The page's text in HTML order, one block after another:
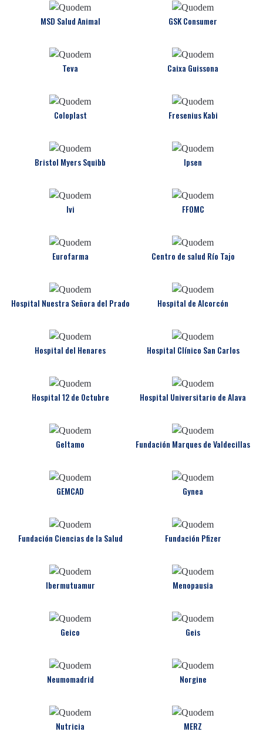
MSD Salud Animal GSK Consumer
Teva Caixa Guissona
Coloplast Fresenius Kabi
Bristol Myers Squibb Ipsen
Ivi FFOMC
Eurofarma Centro de salud Río Tajo
Hospital Nuestra Señora del Prado Hospital de Alcorcón
Hospital del Henares Hospital Clínico San Carlos
Hospital 12 de Octubre Hospital Universitario de Alava
Geltamo Fundación Marques de Valdecillas
GEMCAD Gynea
Fundación Ciencias de la Salud Fundación Pfizer
Ibermutuamur Menopausia
Geico Geis
Neumomadrid Norgine
Nutricia MERZ